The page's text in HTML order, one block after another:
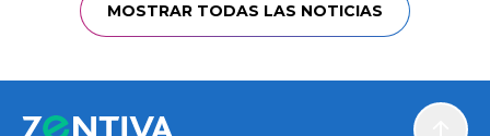
MOSTRAR TODAS LAS NOTICIAS